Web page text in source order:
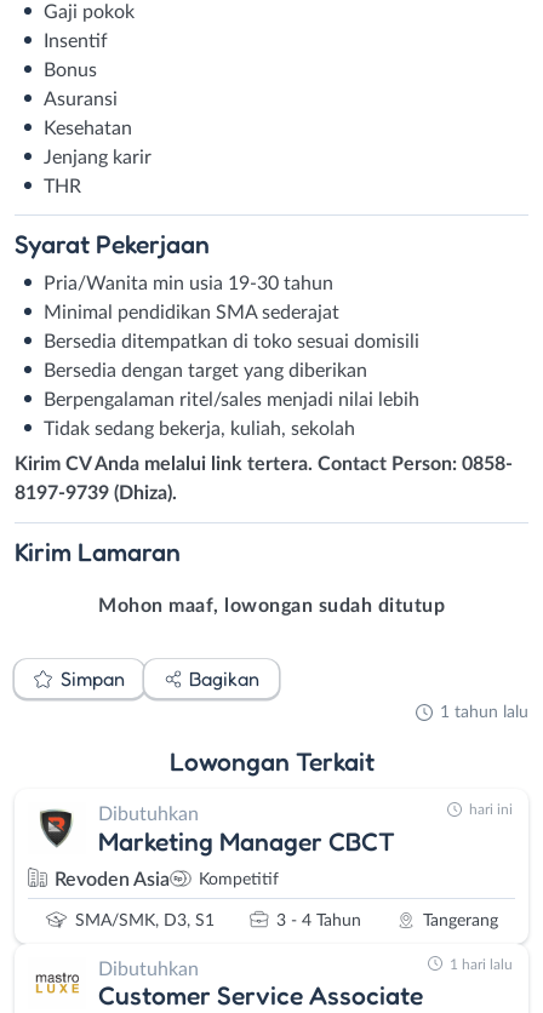
Gaji pokok
Insentif
Bonus
Asuransi
Kesehatan
Jenjang karir
THR
Syarat Pekerjaan
Pria/Wanita min usia 19-30 tahun
Minimal pendidikan SMA sederajat
Bersedia ditempatkan di toko sesuai domisili
Bersedia dengan target yang diberikan
Berpengalaman ritel/sales menjadi nilai lebih
Tidak sedang bekerja, kuliah, sekolah
Kirim CV Anda melalui link tertera. Contact Person: 0858-
8197-9739 (Dhiza).
Kirim Lamaran
Mohon maaf, lowongan sudah ditutup
Simpan Bagikan
1 tahun lalu
Lowongan Terkait
Dibutuhkan
Marketing Manager CBCT
Revoden Asia Kompetitif
SMA/SMK, D3, S1 3 - 4 Tahun Tangerang
hari ini
Dibutuhkan
Customer Service Associate
1 hari lalu